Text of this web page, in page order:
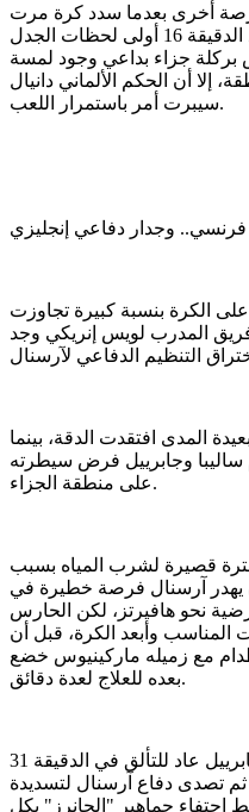
رويز فرصة أخرى بعدما سدد كرة مرت
بجوار القائم، قبل أن تشهد الدقيقة 16 أولى لحظات الجدل
بركلة جزاء بداعي وجود لمسة
إلا أن الحكم الألماني دانيال
سيبرت أمر باستمرار اللعب.
فرنسي.. وجدار دفاعي إنجليزي
الكرة بنسبة كبيرة تجاوزت
المدرب لويس إنريكي وجد
المدى افتقدت الدقة، بينما
ساليبا وجابرييل فرض سيطرته
على منطقة الجزاء.
لفترة قصيرة لشرب المياه بسبب
يهدر آرسنال فرصة خطيرة في
عرضية نحو هافيرتز، لكن الحارس
وأبعد الكرة، قبل أن
مع زميله ماركينيوس خضع
بعده للعلاج لعدة دقائق.
وواصل باريس محاولاته، إلا أن جابرييل عاد للتألق في الدقيقة 31
ثم تصدى دفاع آرسنال لتسديدة
في الدقيقة 37 وسط احتفاء جماهير "الجانرز" بكل